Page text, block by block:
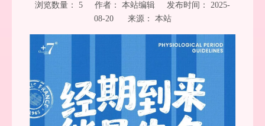
浏览数量： 5 作者： 本站编辑 发布时间： 2025-
08-20 来源： 本站
["wechat","weibo","qzone","douban","email"]